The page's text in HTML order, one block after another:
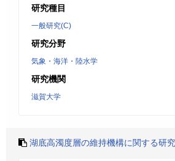
研究種目
一般研究(C)
研究分野
気象・海洋・陸水学
研究機関
滋賀大学
湖底高濁度層の維持機構に関する研究